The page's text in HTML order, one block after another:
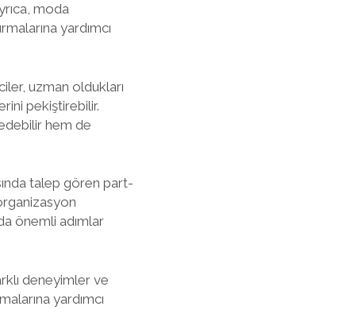
moda
yardımcı
uzman oldukları
pekiştirebilir.
hem de
talep gören part-
önemli adımlar
deneyimler ve
yardımcı